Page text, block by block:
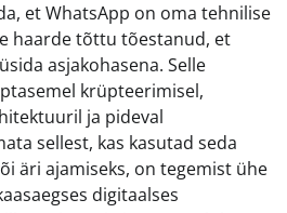
et WhatsApp on oma tehnilise
haarde tõttu tõestanud, et
asjakohasena. Selle
krüpteerimisel,
ja pideval
sellest, kas kasutad seda
äri ajamiseks, on tegemist ühe
digitaalses